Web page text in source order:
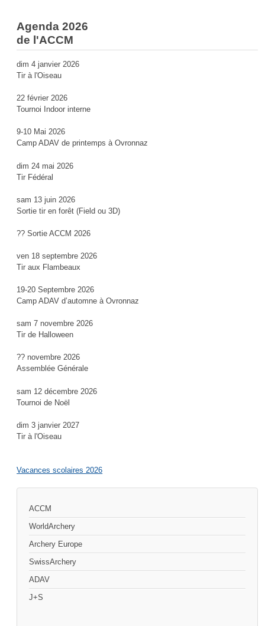
Agenda 2026
de l'ACCM
dim 4 janvier 2026
Tir à l'Oiseau
22 février 2026
Tournoi Indoor interne
9-10 Mai 2026
Camp ADAV de printemps à Ovronnaz
dim 24 mai 2026
Tir Fédéral
sam 13 juin 2026
Sortie tir en forêt (Field ou 3D)
?? Sortie ACCM 2026
ven 18 septembre 2026
Tir aux Flambeaux
19-20 Septembre 2026
Camp ADAV d’automne à Ovronnaz
sam 7 novembre 2026
Tir de Halloween
?? novembre 2026
Assemblée Générale
sam 12 décembre 2026
Tournoi de Noël
dim 3 janvier 2027
Tir à l'Oiseau
Vacances scolaires 2026
ACCM
WorldArchery
Archery Europe
SwissArchery
ADAV
J+S